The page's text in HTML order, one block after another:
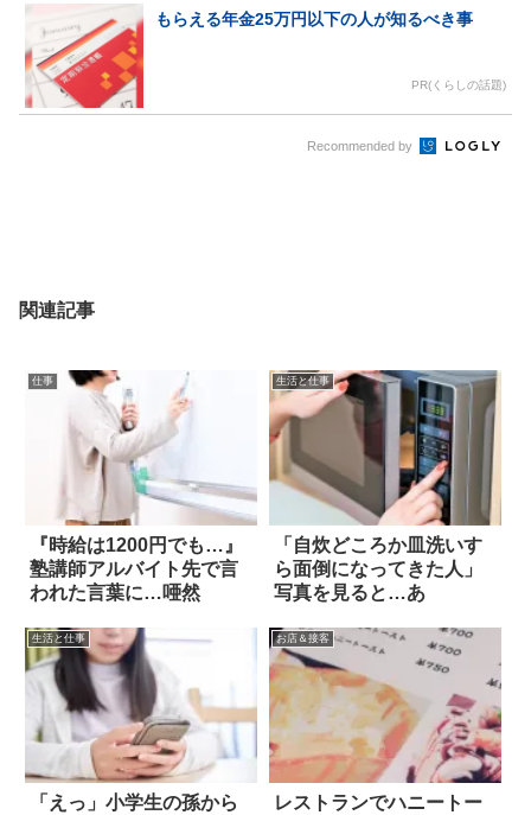
もらえる年金25万円以下の人が知るべき事
PR(くらしの話題)
Recommended by
関連記事
仕事
『時給は1200円でも…』
塾講師アルバイト先で言
われた言葉に…唖然
生活と仕事
「自炊どころか皿洗いす
ら面倒になってきた人」
写真を見ると…あ
生活と仕事
「えっ」小学生の孫から
お店＆接客
レストランでハニートー